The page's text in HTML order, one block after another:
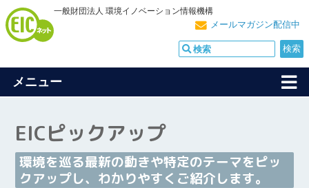
一般財団法人 環境イノベーション情報機構
メールマガジン配信中
メニュー
EICピックアップ
環境を巡る最新の動きや特定のテーマをピッ
クアップし、わかりやすくご紹介します。